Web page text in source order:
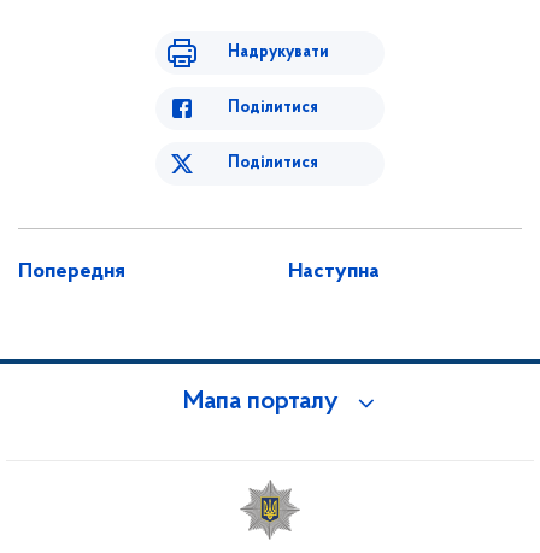
Надрукувати
Поділитися
Поділитися
Попередня Наступна
Мапа порталу